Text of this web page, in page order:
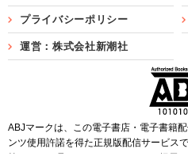
プライバシーポリシー
運営：株式会社新潮社
ABJマークは、この電子書店・電子書籍
ンツ使用許諾を得た正規版配信サービス